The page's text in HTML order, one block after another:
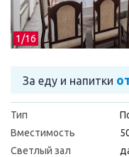
1/16
За еду и напитки
Тип
Вместимость
Светлый зал